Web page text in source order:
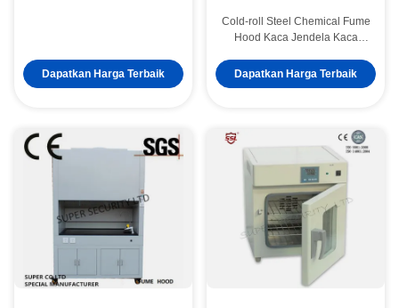
Dapatkan Harga Terbaik
Cold-roll Steel Chemical Fume
Hood Kaca Jendela Kaca
Dapatkan Harga Terbaik
304 Kabinet Keselamatan Biologi Biologis Baja Kelas II Dengan tampilan VFD 1300IIA2
Kabinet Keselamatan Mikroflow Kelas 2 dengan Foot Switch, 800 Lux Lighting 1500iia
Adjustable Locking Powder Coated Flammable Liquid Storage Cabinets 4-Galon Bench Top
Lemari Penyimpanan Barang Berbahaya untuk Bahan Kimia, 22-Galon